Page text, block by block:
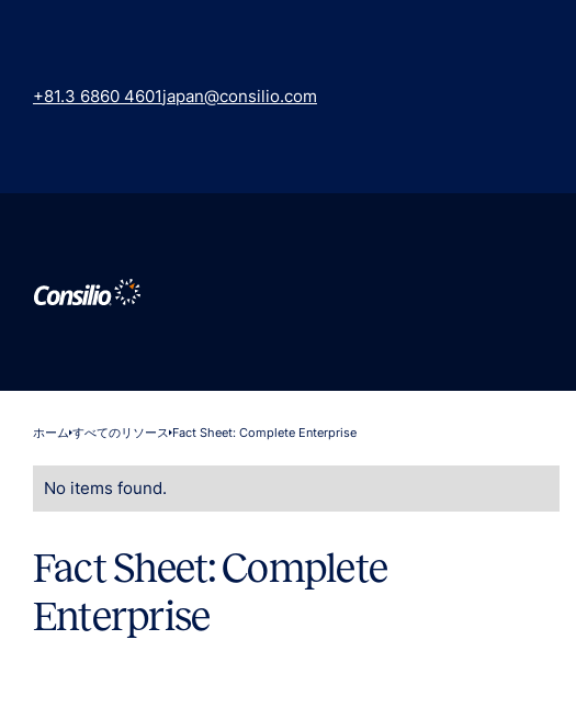
+81.3 6860 4601japan@consilio.com
ホーム すべてのリソース Fact Sheet: Complete Enterprise
No items found.
Fact Sheet: Complete
Enterprise